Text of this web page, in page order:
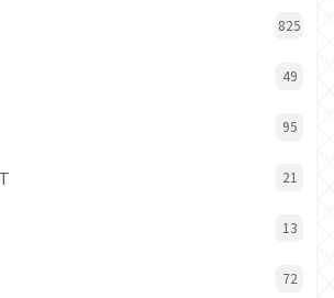
825
49
95
21
13
72